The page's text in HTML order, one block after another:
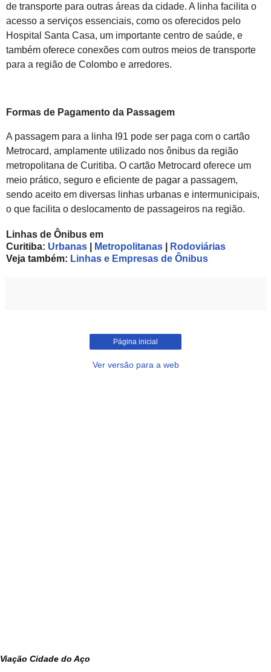
de transporte para outras áreas da cidade. A linha facilita o
acesso a serviços essenciais, como os oferecidos pelo
Hospital Santa Casa, um importante centro de saúde, e
também oferece conexões com outros meios de transporte
para a região de Colombo e arredores.
Formas de Pagamento da Passagem
A passagem para a linha I91 pode ser paga com o cartão
Metrocard, amplamente utilizado nos ônibus da região
metropolitana de Curitiba. O cartão Metrocard oferece um
meio prático, seguro e eficiente de pagar a passagem,
sendo aceito em diversas linhas urbanas e intermunicipais,
o que facilita o deslocamento de passageiros na região.
Linhas de Ônibus em
Curitiba: Urbanas Metropolitanas
Rodoviárias
Veja também: Linhas e Empresas de Ônibus
Página inicial
Ver versão para a web
Viação Cidade do Aço